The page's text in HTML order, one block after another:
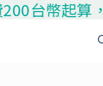
幣起算，請